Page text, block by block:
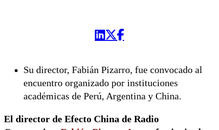
Su director, Fabián Pizarro, fue convocado al
encuentro organizado por instituciones
académicas de Perú, Argentina y China.
El director de Efecto China de Radio